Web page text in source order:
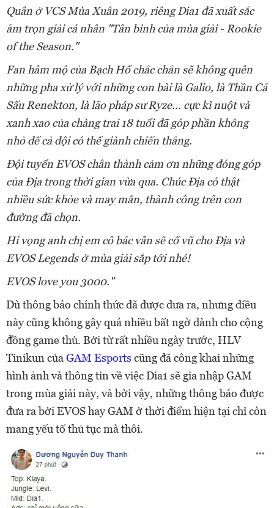
Quân ở VCS Mùa Xuân 2019, riêng Dia1 đã xuất sắc
ẵm trọn giải cá nhân "Tân binh của mùa giải - Rookie
of the Season."
Fan hâm mộ của Bạch Hổ chắc chắn sẽ không quên
những pha xử lý với những con bài là Galio, là Thần Cá
Sấu Renekton, là lão pháp sư Ryze... cực kì nuột và
xanh xao của chàng trai 18 tuổi đã góp phần không
nhỏ để cả đội có thể giành chiến thắng.
Đội tuyển EVOS chân thành cảm ơn những đóng góp
của Địa trong thời gian vừa qua. Chúc Địa có thật
nhiều sức khỏe và may mắn, thành công trên con
đường đã chọn.
Hi vọng anh chị em cô bác vẫn sẽ cổ vũ cho Địa và
EVOS Legends ở mùa giải sắp tới nhé!
EVOS love you 3000."
Dù thông báo chính thức đã được đưa ra, nhưng điều
này cũng không gây quá nhiều bất ngờ dành cho cộng
đồng game thủ. Bởi từ rất nhiều ngày trước, HLV
Tinikun của GAM Esports cũng đã công khai những
hình ảnh và thông tin về việc Dia1 sẽ gia nhập GAM
trong mùa giải này, và bởi vậy, những thông báo được
đưa ra bởi EVOS hay GAM ở thời điểm hiện tại chỉ còn
mang yếu tố thủ tục mà thôi.